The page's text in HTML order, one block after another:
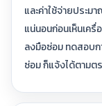
และค่าใช้จ่ายประม
แน่นอนก่อนเห็นเครื่
ลงมือซ่อม ทดสอบก
ซ่อม ก็แจ้งได้ตามต